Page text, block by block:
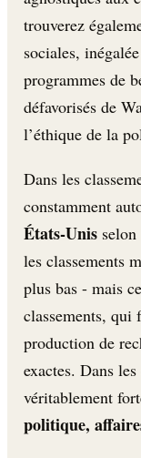
trouverez
sociales,
programmes de
défavorisés de
l’éthique de la
Dans les
constamment
États-Unis
les classements
plus bas - mais
classements, qui
production de
exactes. Dans
véritablement
politique,